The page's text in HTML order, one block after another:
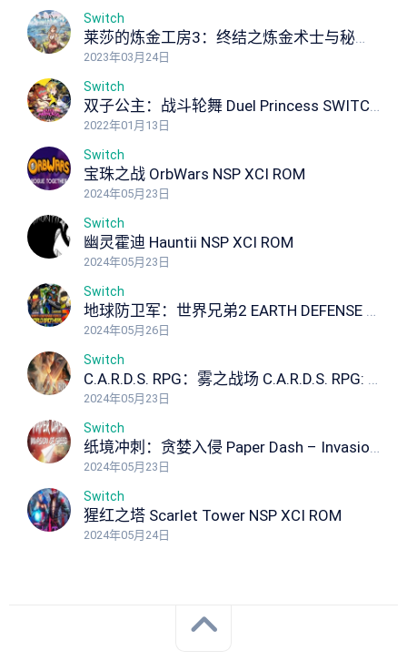
Switch
莱莎的炼金工房3：终结之炼金术士与秘密钥匙 Atelier Ryza 3: Alchemist of the End the Secret Key Ultimate Edition NSP XCI ROM
2023年03月24日
Switch
双子公主：战斗轮舞 Duel Princess SWITCH NSP NSP XCI ROM
2022年01月13日
Switch
宝珠之战 OrbWars NSP XCI ROM
2024年05月23日
Switch
幽灵霍迪 Hauntii NSP XCI ROM
2024年05月23日
Switch
地球防卫军：世界兄弟2 EARTH DEFENSE FORCE: WORLD BROTHERS 2
2024年05月26日
Switch
C.A.R.D.S. RPG：雾之战场 C.A.R.D.S. RPG: The Misty Battlefield NSP XCI ROM
2024年05月23日
Switch
纸境冲刺：贪婪入侵 Paper Dash – Invasion of Greed NSP XCI ROM
2024年05月23日
Switch
猩红之塔 Scarlet Tower NSP XCI ROM
2024年05月24日